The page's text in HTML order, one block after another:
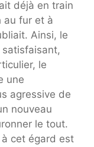
déjà en train
au fur et à
Ainsi, le
le
une
agressive de
nouveau
le tout.
cet égard est